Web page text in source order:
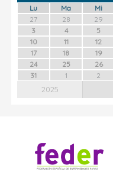
Lu Ma Mi
27
28 29
3
4 5
10
11 12
17
18 19
24
25 26
31
1 2
2025